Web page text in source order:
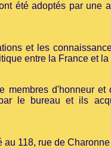
été adoptés par une
et les
entre la France et la
membres d'honneur et
le bureau et ils
au 118, rue de